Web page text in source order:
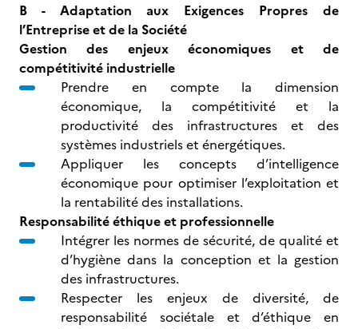
B - Adaptation aux Exigences Propres de
l’Entreprise et de la Société
Gestion des enjeux économiques et de
compétitivité industrielle
Prendre en compte la dimension
économique, la compétitivité et la
productivité des infrastructures et des
systèmes industriels et énergétiques.
Appliquer les concepts d’intelligence
économique pour optimiser l’exploitation et
la rentabilité des installations.
Responsabilité éthique et professionnelle
Intégrer les normes de sécurité, de qualité et
d’hygiène dans la conception et la gestion
des infrastructures.
Respecter les enjeux de diversité, de
responsabilité sociétale et d’éthique en